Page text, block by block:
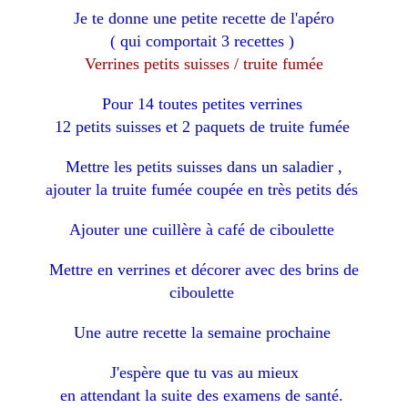
Je te donne une petite recette de l'apéro
( qui comportait 3 recettes )
Verrines petits suisses / truite fumée
Pour 14 toutes petites verrines
12 petits suisses et 2 paquets de truite fumée
Mettre les petits suisses dans un saladier ,
ajouter la truite fumée coupée en très petits dés
Ajouter une cuillère à café de ciboulette
Mettre en verrines et décorer avec des brins de
ciboulette
Une autre recette la semaine prochaine
J'espère que tu vas au mieux
en attendant la suite des examens de santé.